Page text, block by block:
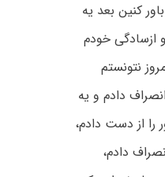
کنین بعد یه
ازسادگی خودم
نتونستم
دادم و یه
از دست دادم،
دادم،